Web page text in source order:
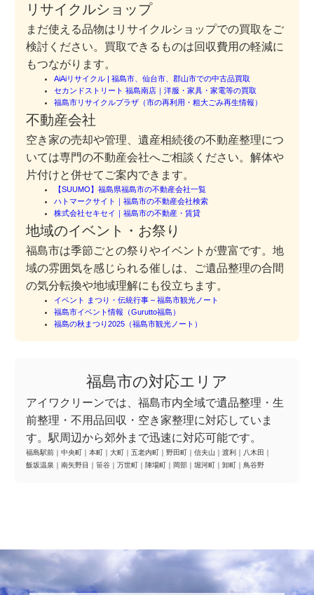
リサイクルショップ
まだ使える品物はリサイクルショップでの買取をご
検討ください。買取できるものは回収費用の軽減に
もつながります。
AiAiリサイクル | 福島市、仙台市、郡山市での中古品買取
セカンドストリート 福島南店｜洋服・家具・家電等の買取
福島市リサイクルプラザ（市の再利用・粗大ごみ再生情報）
不動産会社
空き家の売却や管理、遺産相続後の不動産整理につ
いては専門の不動産会社へご相談ください。解体や
片付けと併せてご案内できます。
【SUUMO】福島県福島市の不動産会社一覧
ハトマークサイト｜福島市の不動産会社検索
株式会社セキセイ｜福島市の不動産・賃貸
地域のイベント・お祭り
福島市は季節ごとの祭りやイベントが豊富です。地
域の雰囲気を感じられる催しは、ご遺品整理の合間
の気分転換や地域理解にも役立ちます。
イベント まつり・伝統行事 – 福島市観光ノート
福島市イベント情報（Gurutto福島）
福島の秋まつり2025（福島市観光ノート）
福島市の対応エリア
アイワクリーンでは、福島市内全域で遺品整理・生
前整理・不用品回収・空き家整理に対応していま
す。駅周辺から郊外まで迅速に対応可能です。
福島駅前 ｜ 中央町 ｜ 本町 ｜ 大町 ｜ 五老内町 ｜ 野田町 ｜ 信夫山 ｜ 渡利 ｜ 八木田 ｜
飯坂温泉 ｜ 南矢野目 ｜ 笹谷 ｜ 万世町 ｜ 陣場町 ｜ 岡部 ｜ 堀河町 ｜ 卸町 ｜ 鳥谷野